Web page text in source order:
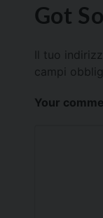
Got
Il tuo
campi
Your